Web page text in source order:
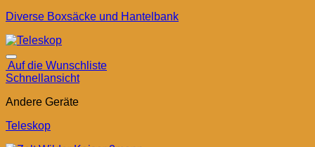
Diverse Boxsäcke und Hantelbank
Auf die Wunschliste
Schnellansicht
Andere Geräte
Teleskop